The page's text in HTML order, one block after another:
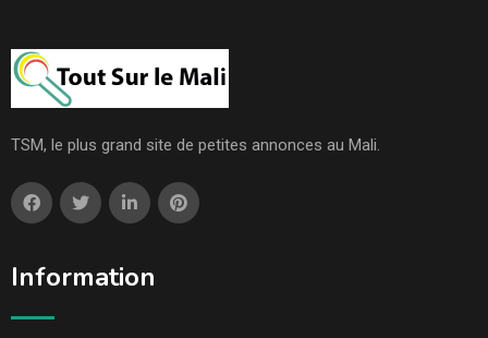
TSM, le plus grand site de petites annonces au Mali.
Information